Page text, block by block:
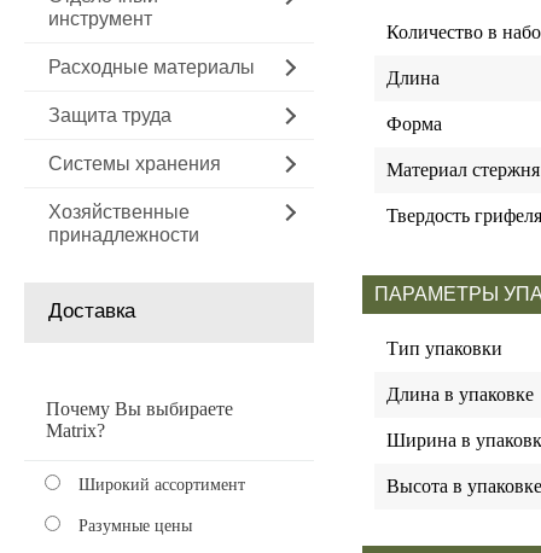
инструмент
Расходные материалы
Защита труда
Системы хранения
Хозяйственные
принадлежности
Доставка
Почему Вы выбираете
Matrix?
Широкий ассортимент
Разумные цены
Количество в
Длина
Форма
Материал стержня
Твердость грифеля
ПАРАМЕТРЫ
Тип упаковки
Длина в упаковке
Ширина в
Высота в упаковке